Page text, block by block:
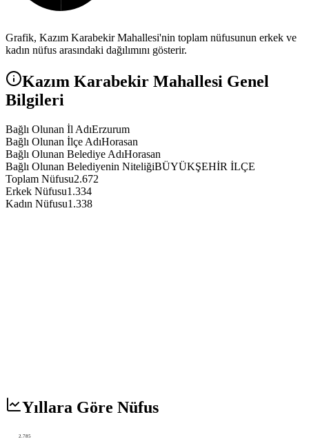
Grafik, Kazım KarabekirMahallesi'nin toplam nüfusunun erkek ve
kadın nüfus arasındaki dağılımını gösterir.
Kazım Karabekir Mahallesi Genel
Bilgileri
Bağlı Olunan İl AdıErzurum
Bağlı Olunan İlçe AdıHorasan
Bağlı Olunan Belediye AdıHorasan
Bağlı Olunan Belediyenin NiteliğiBÜYÜKŞEHİR İLÇE
Toplam Nüfusu2.672
Erkek Nüfusu1.334
Kadın Nüfusu1.338
Yıllara Göre Nüfus
2.785